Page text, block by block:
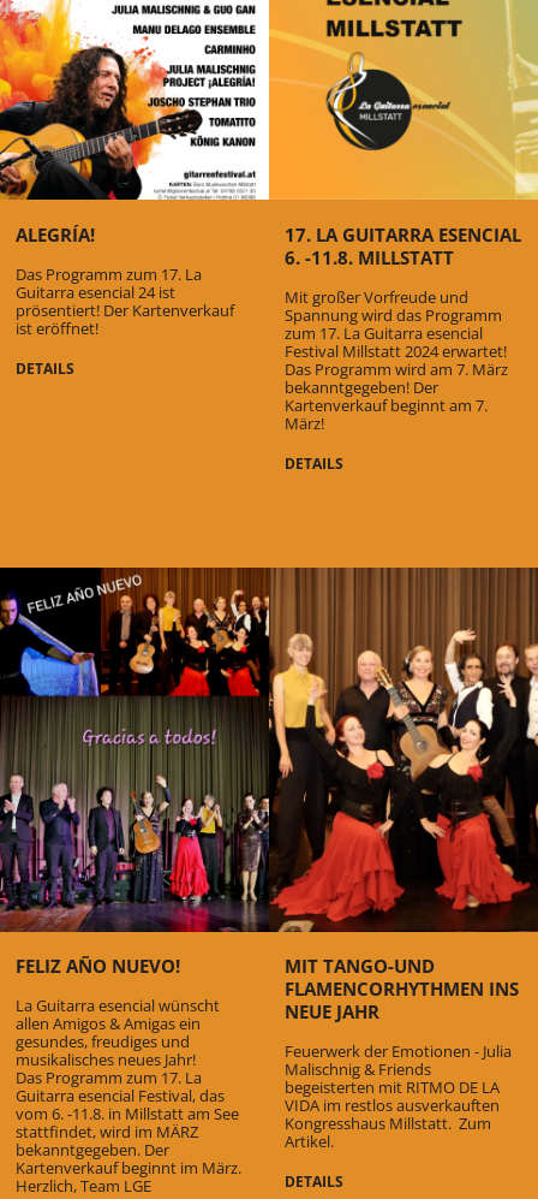
ALEGRÍA!
Das Programm zum 17. La
Guitarra esencial 24 ist
prösentiert! Der Kartenverkauf
ist eröffnet!
DETAILS
17. LA GUITARRA ESENCIAL
6. -11.8. MILLSTATT
Mit großer Vorfreude und
Spannung wird das Programm
zum 17. La Guitarra esencial
Festival Millstatt 2024 erwartet!
Das Programm wird am 7. März
bekanntgegeben! Der
Kartenverkauf beginnt am 7.
März!
DETAILS
FELIZ AÑO NUEVO!
La Guitarra esencial wünscht
allen Amigos & Amigas ein
gesundes, freudiges und
musikalisches neues Jahr!
Das Programm zum 17. La
Guitarra esencial Festival, das
vom 6. -11.8. in Millstatt am See
stattfindet, wird im MÄRZ
bekanntgegeben. Der
Kartenverkauf beginnt im März.
Herzlich, Team LGE
MIT TANGO-UND
FLAMENCORHYTHMEN INS
NEUE JAHR
Feuerwerk der Emotionen - Julia
Malischnig & Friends
begeisterten mit RITMO DE LA
VIDA im restlos ausverkauften
Kongresshaus Millstatt. Zum
Artikel.
DETAILS